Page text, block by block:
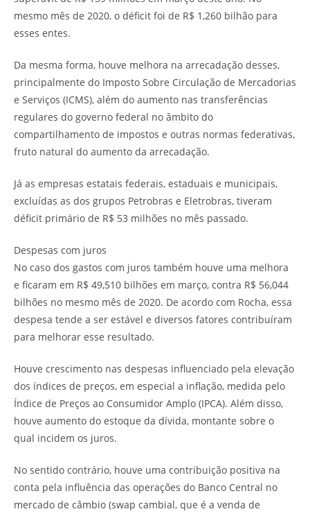
mesmo mês de 2020, o déficit foi de R$ 1,260 bilhão para
esses entes.
Da mesma forma, houve melhora na arrecadação desses,
principalmente do Imposto Sobre Circulação de Mercadorias
e Serviços (ICMS), além do aumento nas transferências
regulares do governo federal no âmbito do
compartilhamento de impostos e outras normas federativas,
fruto natural do aumento da arrecadação.
Já as empresas estatais federais, estaduais e municipais,
excluídas as dos grupos Petrobras e Eletrobras, tiveram
déficit primário de R$ 53 milhões no mês passado.
Despesas com juros
No caso dos gastos com juros também houve uma melhora
e ficaram em R$ 49,510 bilhões em março, contra R$ 56,044
bilhões no mesmo mês de 2020. De acordo com Rocha, essa
despesa tende a ser estável e diversos fatores contribuíram
para melhorar esse resultado.
Houve crescimento nas despesas influenciado pela elevação
dos índices de preços, em especial a inflação, medida pelo
Índice de Preços ao Consumidor Amplo (IPCA). Além disso,
houve aumento do estoque da dívida, montante sobre o
qual incidem os juros.
No sentido contrário, houve uma contribuição positiva na
conta pela influência das operações do Banco Central no
mercado de câmbio (swap cambial, que é a venda de